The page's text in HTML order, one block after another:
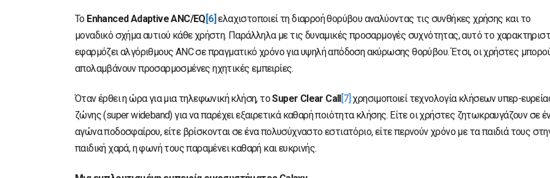
Το EnhancedAdaptiveANC/EQ [6] ελαχιστοποιεί τη διαρροή θορύβου αναλύοντας τις συνθήκες χρήσης και το
μοναδικό σχήμα αυτιού κάθε χρήστη. Παράλληλα με τις δυναμικές προσαρμογές συχνότητας, αυτό το
εφαρμόζει αλγόριθμους ANC σε πραγματικό χρόνο για υψηλή απόδοση ακύρωσης θορύβου. Έτσι, οι χρήστες
απολαμβάνουν προσαρμοσμένες ηχητικές εμπειρίες.
Όταν έρθει η ώρα για μια τηλεφωνική κλήση, τοSuper Clear Call[7] χρησιμοποιεί τεχνολογία κλήσεων υπερ-
ζώνης (super wideband) για να παρέχει εξαιρετικά καθαρή ποιότητα κλήσης. Είτε οι χρήστες ζητωκραυγάζουν σε
αγώνα ποδοσφαίρου, είτε βρίσκονται σε ένα πολυσύχναστο εστιατόριο, είτε περνούν χρόνο με τα παιδιά τους
παιδική χαρά, η φωνή τους παραμένει καθαρή και ευκρινής.